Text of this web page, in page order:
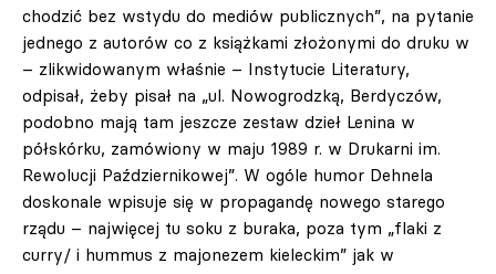
chodzić bez wstydu do mediów publicznych”, na pytanie
jednego z autorów co z książkami złożonymi do druku w
– zlikwidowanym właśnie – Instytucie Literatury,
odpisał, żeby pisał na „ul. Nowogrodzką, Berdyczów,
podobno mają tam jeszcze zestaw dzieł Lenina w
półskórku, zamówiony w maju 1989 r. w Drukarni im.
Rewolucji Październikowej”. W ogóle humor Dehnela
doskonale wpisuje się w propagandę nowego starego
rządu – najwięcej tu soku z buraka, poza tym „flaki z
curry/ i hummus z majonezem kieleckim” jak w